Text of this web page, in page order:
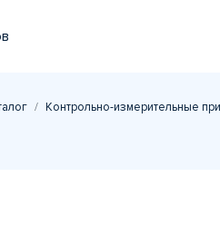
Контрольно-измерительные